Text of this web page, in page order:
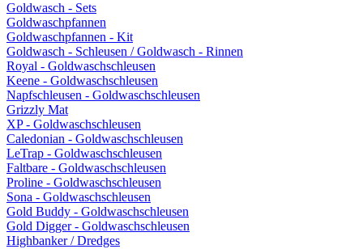
Goldwasch - Sets
Goldwaschpfannen
Goldwaschpfannen - Kit
Goldwasch - Schleusen / Goldwasch - Rinnen
Royal - Goldwaschschleusen
Keene - Goldwaschschleusen
Napfschleusen - Goldwaschschleusen
Grizzly Mat
XP - Goldwaschschleusen
Caledonian - Goldwaschschleusen
LeTrap - Goldwaschschleusen
Faltbare - Goldwaschschleusen
Proline - Goldwaschschleusen
Sona - Goldwaschschleusen
Gold Buddy - Goldwaschschleusen
Gold Digger - Goldwaschschleusen
Highbanker / Dredges